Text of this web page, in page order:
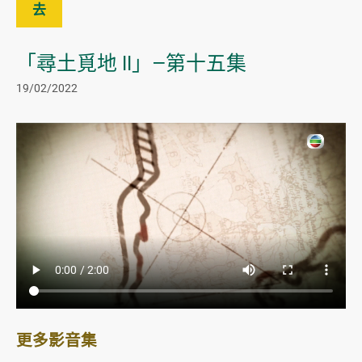
去
「尋土覓地 II」—第十五集
19/02/2022
更多影音集